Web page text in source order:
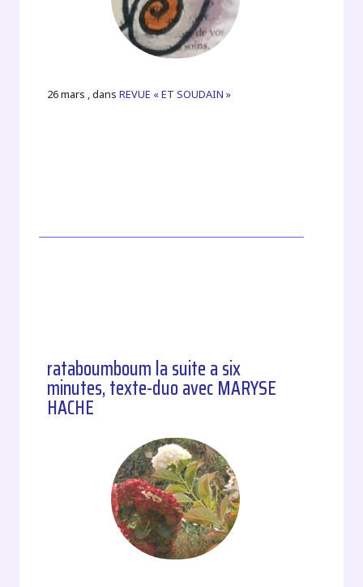
26 mars , dansREVUE « ET SOUDAIN »
rataboumboum la suite a six
minutes, texte-duo avec MARYSE
HACHE